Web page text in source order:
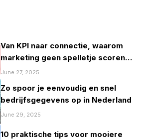
Van KPI naar connectie, waarom
marketing geen spelletje scoren
mag zijn
June 27, 2025
Zo spoor je eenvoudig en snel
bedrijfsgegevens op in Nederland
June 29, 2025
10 praktische tips voor mooiere